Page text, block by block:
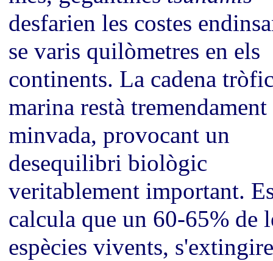
desfarien les costes
se varis quilòmetres en els
continents. La cadena
marina restà tremendament
minvada, provocant un
desequilibri biològic
veritablement important.
calcula que un 60-65% de
espècies vivents,